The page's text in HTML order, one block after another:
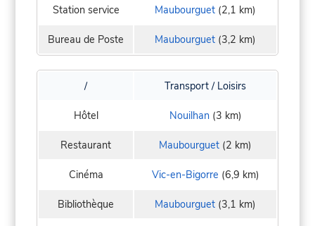
Station service Maubourguet (2,1 km)
Bureau de Poste Maubourguet (3,2 km)
/ Transport / Loisirs
Hôtel Nouilhan(3 km)
Restaurant Maubourguet (2 km)
Cinéma Vic-en-Bigorre (6,9 km)
Bibliothèque Maubourguet (3,1 km)